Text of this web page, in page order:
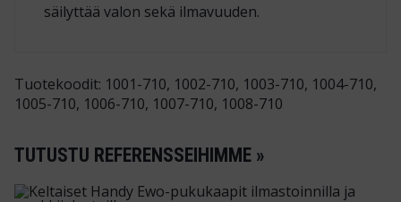
säilyttää valon sekä ilmavuuden.
Tuotekoodit: 1001-710, 1002-710, 1003-710, 1004-710,
1005-710, 1006-710, 1007-710, 1008-710
TUTUSTU REFERENSSEIHIMME »